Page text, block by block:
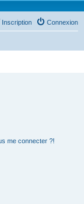
Connexion
Inscription
me connecter ?!